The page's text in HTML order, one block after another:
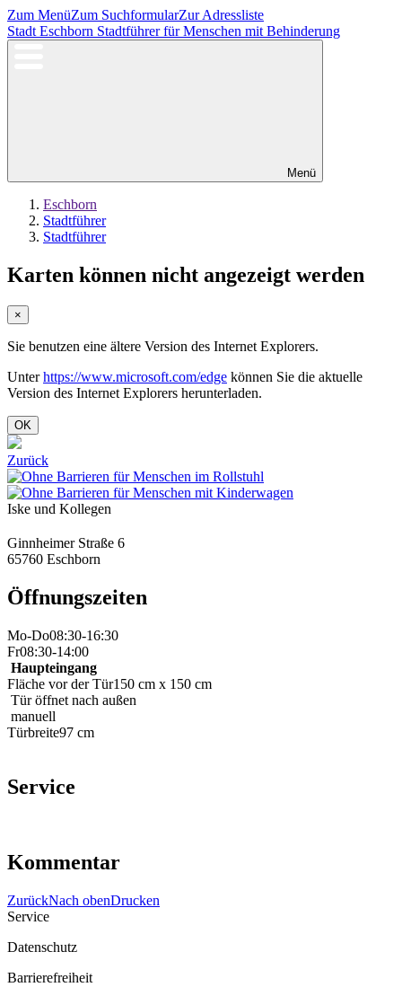
Zum MenüZum SuchformularZur Adressliste
Stadt Eschborn Stadtführer für Menschen mit Behinderung
Menü
Eschborn
Stadtführer
Stadtführer
Karten können nicht angezeigt werden
×
Sie benutzen eine ältere Version des Internet Explorers.
Unterhttps://www.microsoft.com/edge können Sie die aktuelle
Version des Internet Explorers herunterladen.
OK
Zurück
Iske und Kollegen
Ginnheimer Straße 6
65760 Eschborn
Öffnungszeiten
Mo-Do08:30-16:30
Fr08:30-14:00
Haupteingang
Fläche vor der Tür150 cm x 150 cm
Tür öffnet nach außen
manuell
Türbreite97 cm
Service
Kommentar
ZurückNach obenDrucken
Service
Datenschutz
Barrierefreiheit